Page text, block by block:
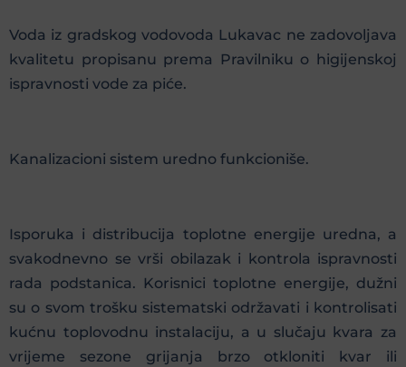
Voda iz gradskog vodovoda Lukavac ne zadovoljava
kvalitetu propisanu prema Pravilniku o higijenskoj
ispravnosti vode za piće.
Kanalizacioni sistem uredno funkcioniše.
Isporuka i distribucija toplotne energije uredna, a
svakodnevno se vrši obilazak i kontrola ispravnosti
rada podstanica. Korisnici toplotne energije, dužni
su o svom trošku sistematski održavati i kontrolisati
kućnu toplovodnu instalaciju, a u slučaju kvara za
vrijeme sezone grijanja brzo otkloniti kvar ili